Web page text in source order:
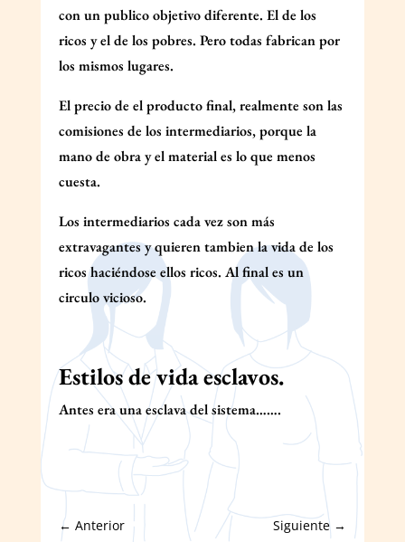
con un publico objetivo diferente. El de los
ricos y el de los pobres. Pero todas fabrican por
los mismos lugares.
El precio de el producto final, realmente son las
comisiones de los intermediarios, porque la
mano de obra y el material es lo que menos
cuesta.
Los intermediarios cada vez son más
extravagantes y quieren tambien la vida de los
ricos haciéndose ellos ricos. Al final es un
circulo vicioso.
Estilos de vida esclavos.
Antes era una esclava del sistema…….
← Anterior Siguiente→